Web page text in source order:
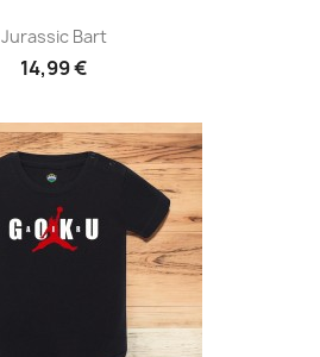
Jurassic Bart
14,99 €